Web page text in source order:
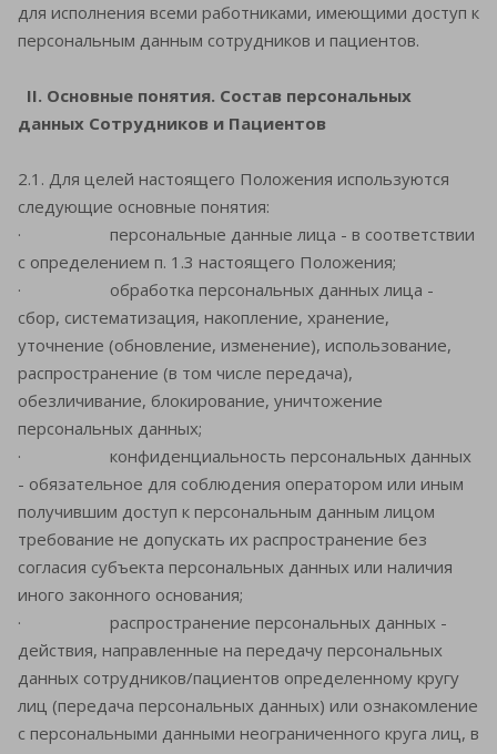
для исполнения всеми работниками, имеющими доступ к
персональным данным сотрудников и пациентов.
II. Основные понятия. Состав персональных
данных Сотрудников и Пациентов
2.1. Для целей настоящего Положения используются
следующие основные понятия:
· персональные данные лица - в соответствии
с определением п. 1.3 настоящего Положения;
· обработка персональных данных лица -
сбор, систематизация, накопление, хранение,
уточнение (обновление, изменение), использование,
распространение (в том числе передача),
обезличивание, блокирование, уничтожение
персональных данных;
· конфиденциальность персональных данных
- обязательное для соблюдения оператором или иным
получившим доступ к персональным данным лицом
требование не допускать их распространение без
согласия субъекта персональных данных или наличия
иного законного основания;
· распространение персональных данных -
действия, направленные на передачу персональных
данных сотрудников/пациентов определенному кругу
лиц (передача персональных данных) или ознакомление
с персональными данными неограниченного круга лиц, в